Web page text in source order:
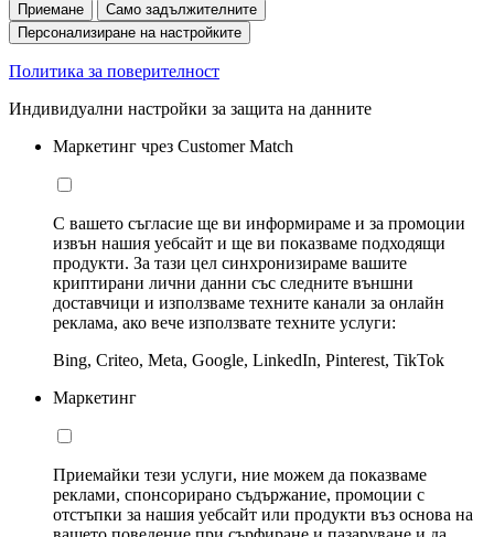
Приемане
Само задължителните
Персонализиране на настройките
Политика за поверителност
Индивидуални настройки за защита на данните
Маркетинг чрез Customer Match
С вашето съгласие ще ви информираме и за промоции
извън нашия уебсайт и ще ви показваме подходящи
продукти. За тази цел синхронизираме вашите
криптирани лични данни със следните външни
доставчици и използваме техните канали за онлайн
реклама, ако вече използвате техните услуги:
Bing, Criteo, Meta, Google, LinkedIn, Pinterest, TikTok
Маркетинг
Приемайки тези услуги, ние можем да показваме
реклами, спонсорирано съдържание, промоции с
отстъпки за нашия уебсайт или продукти въз основа на